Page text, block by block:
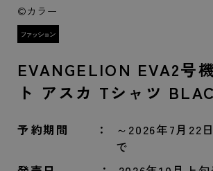
©カラー
EVANGELION EVA2号
ト アスカ Tシャツ
予約期間
～2026年7月22
で